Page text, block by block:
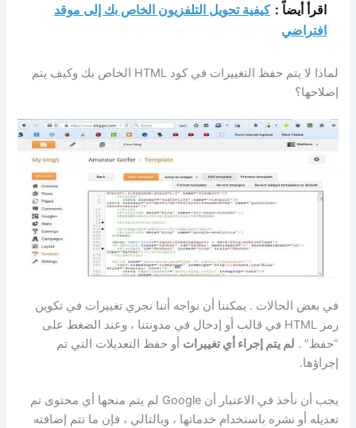
اقرأ أيضاً : كيفية تحويل التلفزيون الخاص بك إلى موقد
افتراضي
لماذا لا يتم حفظ التغييرات في كود HTML الخاص بك وكيف يتم
إصلاحها؟
في بعض الحالات . يمكننا أن نواجه أننا نجري تغييرات في تكوين
رمز HTML في قالب أو إدخال في مدونتنا ، وعند الضغط على
“حفظ” . لم يتم إجراء أي تغييرات أو حفظ التعديلات التي تم
إجراؤها.
يجب أن نأخذ في الاعتبار أن Google لم يتم منحها أي محتوى تم
تعديله أو نشره باستخدام خدماتها ، وبالتالي ، فإن ما تتم إضافته